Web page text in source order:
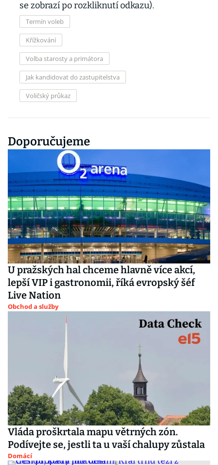
se zobrazí po rozkliknutí odkazu).
Termín voleb
Křížkování
Volba starosty a primátora
Jak kandidovat do zastupitelstva
Voličský průkaz
Doporučujeme
U pražských hal chceme hlavně více akcí,
lepší VIP i gastronomii, říká evropský šéf
Live Nation
Obchod a služby
Vláda proškrtala mapu větrných zón.
Podívejte se, jestli ta u vaší chalupy zůstala
Domácí